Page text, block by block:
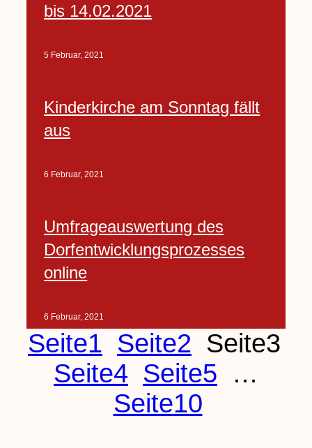
bis 14.02.2021
5 Februar, 2021
Kinderkirche am Sonntag fällt
aus
6 Februar, 2021
Umfrageauswertung des
Dorfentwicklungsprozesses
online
6 Februar, 2021
Seite1 Seite2 Seite3
Seite4 Seite5
…
Seite10